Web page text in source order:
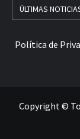
ÚLTIMAS
Política de
Copyright ©